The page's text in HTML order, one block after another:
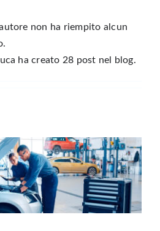
non ha riempito alcun
ha creato 28 post nel blog.